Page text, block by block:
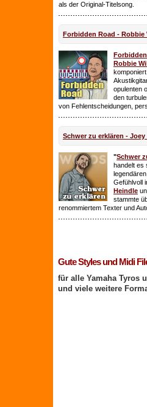
als der Original-Titelsong.
Forbidden Road - Robbie
Robbie
opulenten
den
von Fehlentscheidungen,
Schwer zu erklären - Joey
"Schwer
handelt es
Gefühlvoll
Heindle
stammte
renommiertem Texter und
Gute Styles und Midi
für alle Yamaha Tyros
und viele weitere